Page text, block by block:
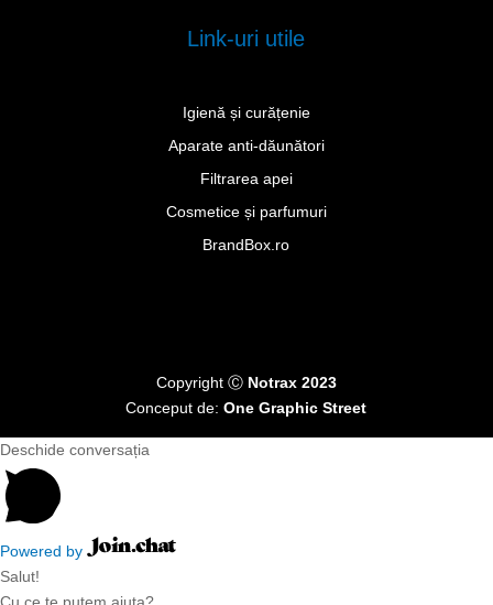
Link-uri utile
Igienă și curățenie
Aparate anti-dăunători
Filtrarea apei
Cosmetice și parfumuri
BrandBox.ro
Copyright Ⓒ Notrax 2023
Conceput de:One Graphic Street
Deschide conversația
Powered by
Salut!